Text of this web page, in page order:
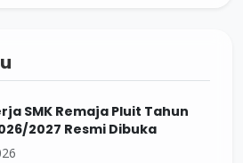
SMK Remaja Pluit Tahun
2027 Resmi Dibuka